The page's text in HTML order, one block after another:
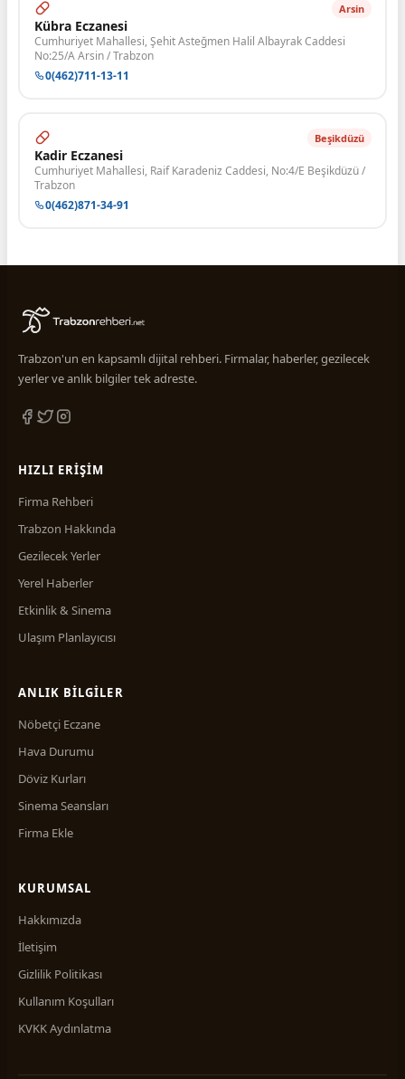
Arsin
Kübra Eczanesi
Cumhuriyet Mahallesi, Şehit Asteğmen Halil Albayrak Caddesi
No:25/A Arsin / Trabzon
0(462)711-13-11
Beşikdüzü
Kadir Eczanesi
Cumhuriyet Mahallesi, Raif Karadeniz Caddesi, No:4/E Beşikdüzü /
Trabzon
0(462)871-34-91
Trabzon'un en kapsamlı dijital rehberi. Firmalar, haberler, gezilecek
yerler ve anlık bilgiler tek adreste.
HIZLI ERIŞIM
Firma Rehberi
Trabzon Hakkında
Gezilecek Yerler
Yerel Haberler
Etkinlik & Sinema
Ulaşım Planlayıcısı
ANLIK BILGILER
Nöbetçi Eczane
Hava Durumu
Döviz Kurları
Sinema Seansları
Firma Ekle
KURUMSAL
Hakkımızda
İletişim
Gizlilik Politikası
Kullanım Koşulları
KVKK Aydınlatma